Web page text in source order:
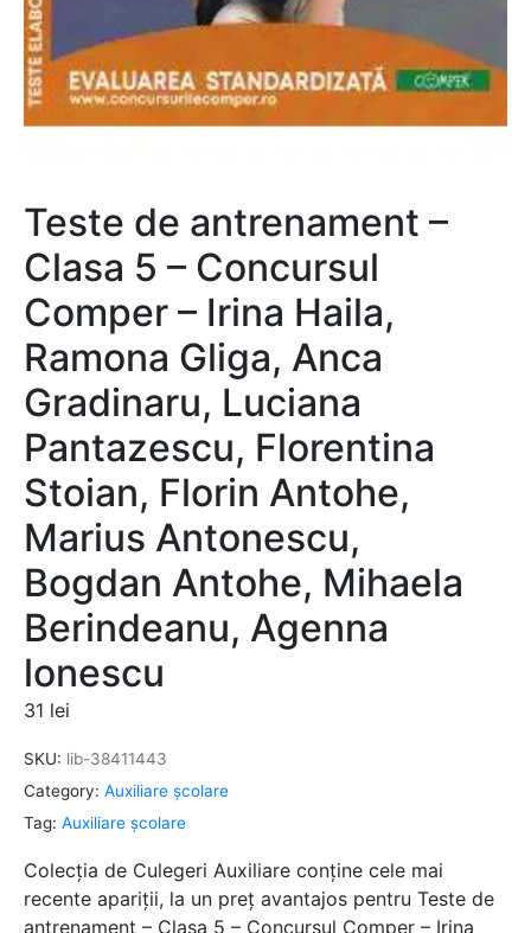
Teste de antrenament –
Clasa 5 – Concursul
Comper – Irina Haila,
Ramona Gliga, Anca
Gradinaru, Luciana
Pantazescu, Florentina
Stoian, Florin Antohe,
Marius Antonescu,
Bogdan Antohe, Mihaela
Berindeanu, Agenna
lonescu
31 lei
SKU: lib-38411443
Category: Auxiliare şcolare
Tag: Auxiliare şcolare
Colecția de Culegeri Auxiliare conține cele mai
recente apariții, la un preț avantajos pentru Teste de
antrenament – Clasa 5 – Concursul Comper – Irina